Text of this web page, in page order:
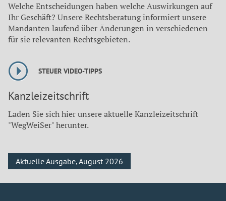
Welche Entscheidungen haben welche Auswirkungen auf
Ihr Geschäft? Unsere Rechtsberatung informiert unsere
Mandanten laufend über Änderungen in verschiedenen
für sie relevanten Rechtsgebieten.
STEUER VIDEO-TIPPS
Kanzleizeitschrift
Laden Sie sich hier unsere aktuelle Kanzleizeitschrift
"WegWeiSer" herunter.
Aktuelle Ausgabe, August 2026